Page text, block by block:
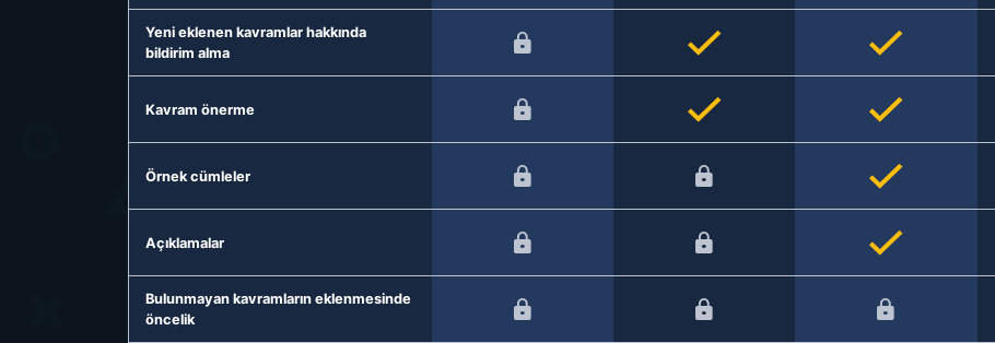
Yeni eklenen kavramlar hakkında
bildirim alma
Kavram önerme
Örnek cümleler
Açıklamalar
Bulunmayan kavramların eklenmesinde
öncelik